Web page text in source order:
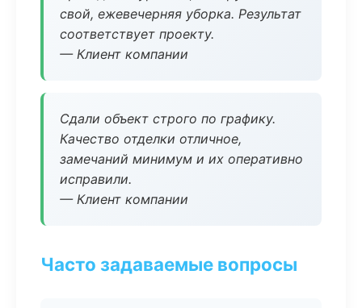
свой, ежевечерняя уборка. Результат
соответствует проекту.
— Клиент компании
Сдали объект строго по графику.
Качество отделки отличное,
замечаний минимум и их оперативно
исправили.
— Клиент компании
Часто задаваемые вопросы